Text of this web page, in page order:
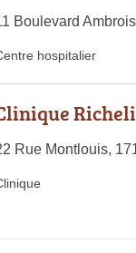
Boulevard
hospitalier
Rue Montlouis,